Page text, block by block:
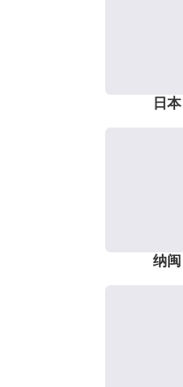
日本
纳闽